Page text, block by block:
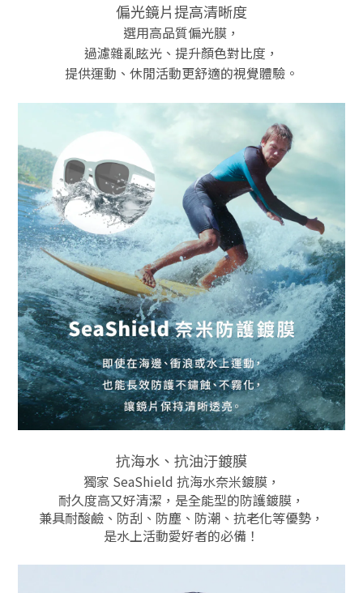
偏光鏡片提高清晰度
選用高品質偏光膜，
過濾雜亂眩光、提升顏色對比度，
提供運動、休閒活動更舒適的視覺體驗。
抗海水、抗油汙鍍膜
獨家 SeaShield 抗海水奈米鍍膜，
耐久度高又好清潔，是全能型的防護鍍膜，
兼具耐酸鹼、防刮、防塵、防潮、抗老化等優勢，
是水上活動愛好者的必備！